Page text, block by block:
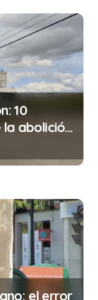
10
abolición
el error